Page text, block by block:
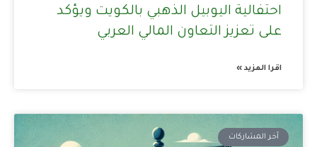
احتفالية اليوبيل الذهبي بالكويت ويؤكد
على تعزيز التعاون المالي العربي
اقرا المزيد »
آخر المشاركات